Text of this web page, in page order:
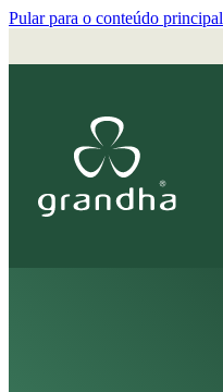
Pular para o conteúdo principal